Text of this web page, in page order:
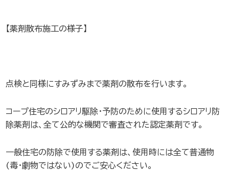
【薬剤散布施工の様子】
点検と同様にすみずみまで薬剤の散布を行います。
コープ住宅のシロアリ駆除・予防のために使用するシロアリ防
除薬剤は、全て公的な機関で審査された認定薬剤です。
一般住宅の防除で使用する薬剤は、使用時には全て普通物
(毒・劇物ではない)のでご安心ください。